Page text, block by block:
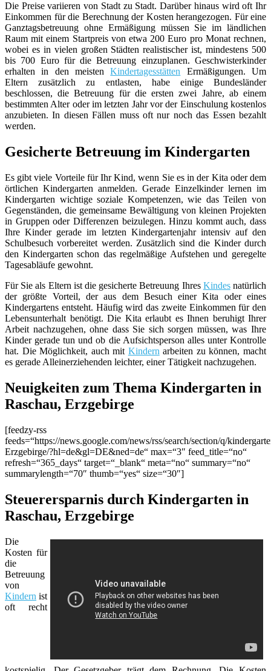
Die Preise variieren von Stadt zu Stadt. Darüber hinaus wird oft Ihr
Einkommen für die Berechnung der Kosten herangezogen. Für eine
Ganztagsbetreuung ohne Ermäßigung müssen Sie im ländlichen
Raum mit einem Startpreis von etwa 200 Euro pro Monat rechnen,
wobei es in vielen großen Städten realistischer ist, mindestens 500
bis 700 Euro für die Betreuung einzuplanen. Geschwisterkinder
erhalten in den meistenKindertagesstätten Ermäßigungen. Um
Eltern zusätzlich zu entlasten, habe einige Bundesländer
beschlossen, die Betreuung für die ersten zwei Jahre, ab einem
bestimmten Alter oder im letzten Jahr vor der Einschulung kostenlos
anzubieten. In diesen Fällen muss oft nur noch das Essen bezahlt
werden.
Gesicherte Betreuung im Kindergarten
Es gibt viele Vorteile für Ihr Kind, wenn Sie es in der Kita oder dem
örtlichen Kindergarten anmelden. Gerade Einzelkinder lernen im
Kindergarten wichtige soziale Kompetenzen, wie das Teilen von
Gegenständen, die gemeinsame Bewältigung von kleinen Projekten
in Gruppen oder Differenzen beizulegen. Hinzu kommt auch, dass
Ihre Kinder gerade im letzten Kindergartenjahr intensiv auf den
Schulbesuch vorbereitet werden. Zusätzlich sind die Kinder durch
den Kindergarten schon das regelmäßige Aufstehen und geregelte
Tagesabläufe gewohnt.
Für Sie als Eltern ist die gesicherte Betreuung Ihres Kindesnatürlich
der größte Vorteil, der aus dem Besuch einer Kita oder eines
Kindergartens entsteht. Häufig wird das zweite Einkommen für den
Lebensunterhalt benötigt. Die Kita erlaubt es Ihnen beruhigt Ihrer
Arbeit nachzugehen, ohne dass Sie sich sorgen müssen, was Ihre
Kinder gerade tun und ob die Aufsichtsperson alles unter Kontrolle
hat. Die Möglichkeit, auch mit Kindern arbeiten zu können, macht
es gerade Alleinerziehenden leichter, einer Tätigkeit nachzugehen.
Neuigkeiten zum Thema Kindergarten in
Raschau, Erzgebirge
[feedzy-rss
feeds=“https://news.google.com/news/rss/search/section/q/
Erzgebirge/?hl=de&gl=DE&ned=de“ max=“3″ feed_title=“no“
refresh=“365_days“ target=“_blank“ meta=“no“ summary=“no“
summarylength=“70″ thumb=“yes“ size=“30″]
Steuerersparnis durch Kindergarten in
Raschau, Erzgebirge
Die
Kosten für
die
Betreuung
von
Kindern ist
oft recht